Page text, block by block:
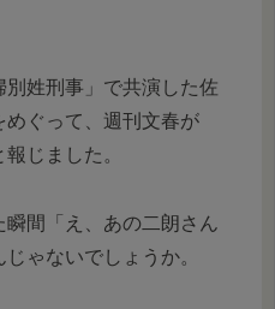
姓刑事」で共演した佐
ぐって、週刊文春が
じました。
間「え、あの二朗さん
ゃないでしょうか。